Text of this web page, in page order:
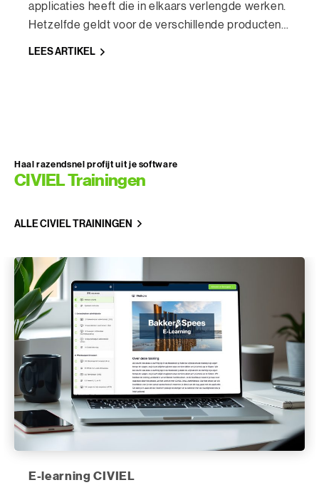
applicaties heeft die in elkaars verlengde werken.
Hetzelfde geldt voor de verschillende producten
LEES ARTIKEL
Haal razendsnel profijt uit je software
CIVIEL Trainingen
ALLE CIVIEL TRAININGEN
E-learning CIVIEL